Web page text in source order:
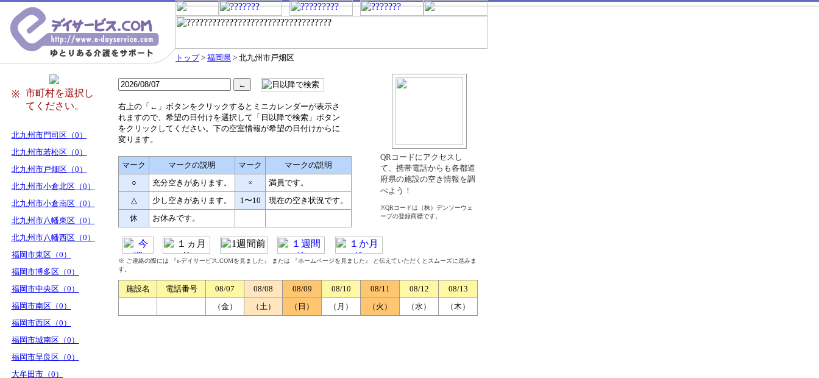
トップ> 福岡県 > 北九州市戸畑区
※
市町村を選択し
てください。
北九州市門司区（0）
北九州市若松区（0）
北九州市戸畑区（0）
北九州市小倉北区（0）
北九州市小倉南区（0）
北九州市八幡東区（0）
北九州市八幡西区（0）
福岡市東区（0）
福岡市博多区（0）
福岡市中央区（0）
福岡市南区（0）
福岡市西区（0）
福岡市城南区（0）
福岡市早良区（0）
大牟田市（0）
右上の「←」ボタンをクリックするとミニカレンダーが表示さ
れますので、希望の日付けを選択して「日以降で検索」ボタン
をクリックしてください。下の空室情報が希望の日付けからに
変ります。
マーク マークの説明 マーク
マークの説明
○
充分空きがあります。 ×
満員です。
△
少し空きがあります。 1〜10
現在の空き状況です。
休
お休みです。
QRコードにアクセスし
て、携帯電話からも各都道
府県の施設の空き情報を調
べよう！
※QRコードは（株）デンソーウェ
ーブの登録商標です。
※ ご連絡の際には 『e-デイサービス.COMを見ました』 または 『ホームページを見ました』 と伝えていただくとスムーズに進みま
す。
施設名 電話番号 08/07 08/08 08/09 08/10 08/11 08/12
08/13
（金）
（土） （日） （月） （火） （水） （木）